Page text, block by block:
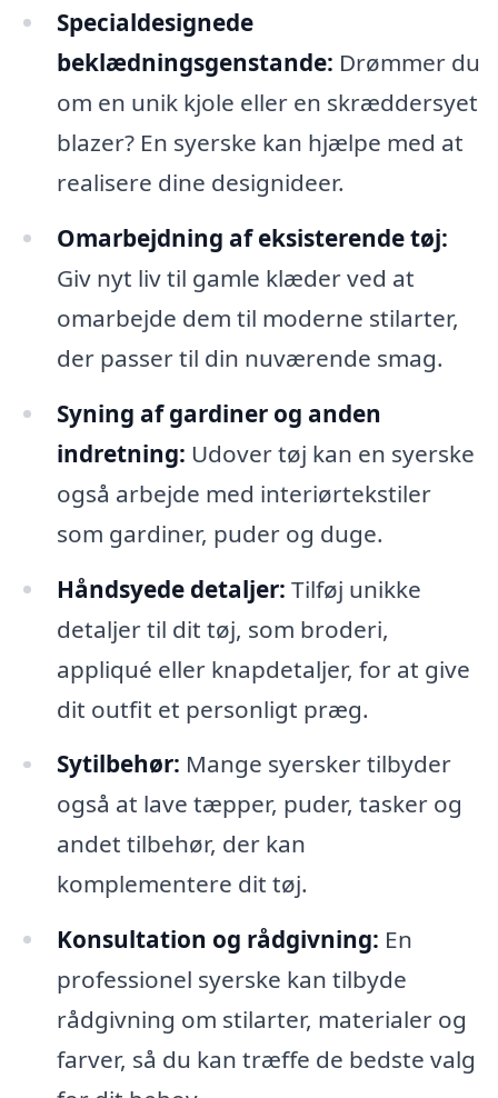
Specialdesignede
beklædningsgenstande: Drømmer du
om en unik kjole eller en skræddersyet
blazer? En syerske kan hjælpe med at
realisere dine designideer.
Omarbejdning af eksisterende tøj:
Giv nyt liv til gamle klæder ved at
omarbejde dem til moderne stilarter,
der passer til din nuværende smag.
Syning af gardiner og anden
indretning: Udover tøj kan en syerske
også arbejde med interiørtekstiler
som gardiner, puder og duge.
Håndsyede detaljer: Tilføj unikke
detaljer til dit tøj, som broderi,
appliqué eller knapdetaljer, for at give
dit outfit et personligt præg.
Sytilbehør: Mange syersker tilbyder
også at lave tæpper, puder, tasker og
andet tilbehør, der kan
komplementere dit tøj.
Konsultation og rådgivning: En
professionel syerske kan tilbyde
rådgivning om stilarter, materialer og
farver, så du kan træffe de bedste valg